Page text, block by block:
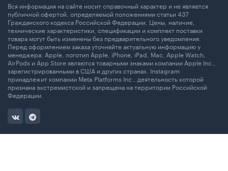
Вся информация на сайте носит справочный характер и не является
публичной офертой, определяемой положениями статьи 437
Гражданского кодекса Российской Федерации. Цены, наличие,
технические характеристики, спецификации и комплект поставки
товара могут быть изменены без предварительного уведомления.
Перед оформлением заказа уточняйте актуальную информацию у
менеджера. Apple, логотип Apple, iPhone, iPad, Mac, Apple Watch,
AirPods и App Store являются товарными знаками компании Apple Inc.,
зарегистрированными в США и других странах. Instagram
принадлежит компании Meta Platforms Inc., деятельность которой
признана экстремистской и запрещена на территории Российской
Федерации.